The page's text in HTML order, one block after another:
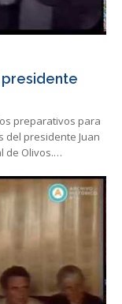
presidente
preparativos para
del presidente Juan
de Olivos.…